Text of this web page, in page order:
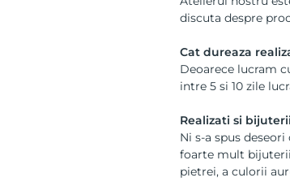
discuta despre
Cat dureaza
Deoarece lucram
intre 5 si 10 zile
Realizati si
Ni s-a spus
foarte mult bijuterii
pietrei, a culorii